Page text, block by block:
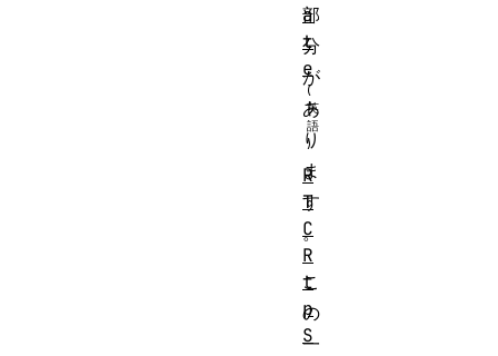
部
分
が
あ
り
ま
す
。
こ
の
一
a
t
e
R
T
C
R
t
p
S